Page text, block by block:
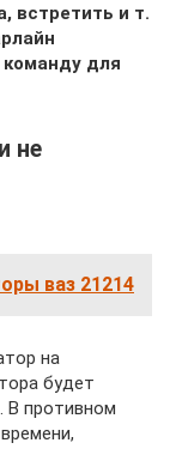
встретить и т.
для
не
ваз 21214
на
будет
В противном